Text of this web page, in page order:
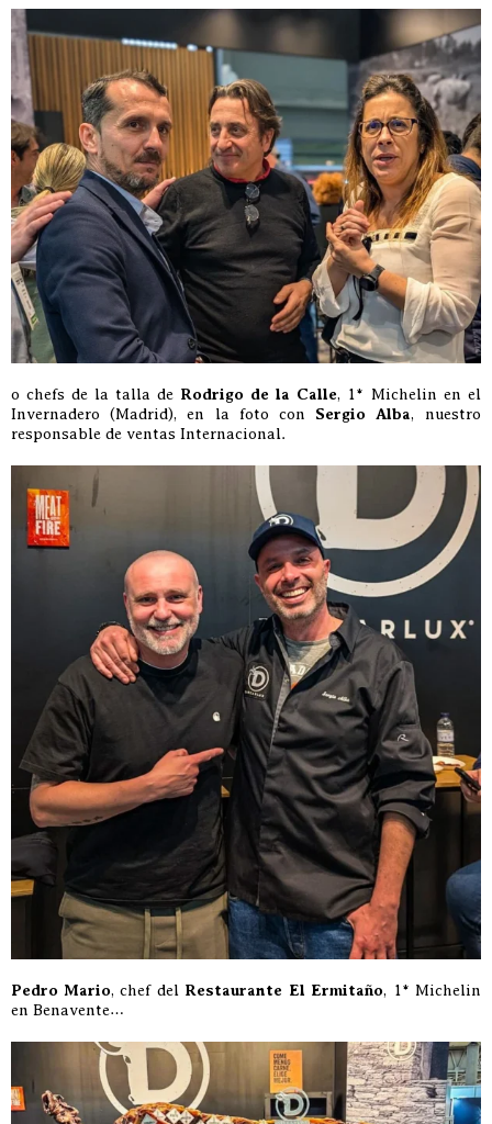
o chefs de la talla de Rodrigo de la Calle, 1* Michelin en el
Invernadero (Madrid), en la foto con Sergio Alba, nuestro
responsable de ventas Internacional.
Pedro Mario, chef del Restaurante El Ermitaño, 1* Michelin
en Benavente…